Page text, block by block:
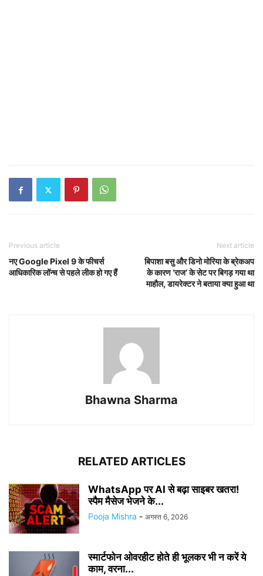
Previous article
नए Google Pixel 9 के फीचर्स
आधिकारिक लॉन्च से पहले लीक हो गए हैं
Next article
बिपाशा बसु और डिनो मोरिया के ब्रेकअप
के कारण ‘राज’ के सेट पर बिगड़ गया था
माहौल, डायरेक्टर ने बताया क्या हुआ था
Bhawna Sharma
RELATED ARTICLES
WhatsApp पर AI से बढ़ा साइबर खतरा!
स्पैम मैसेज भेजने के...
Pooja Mishra - अगस्त 6, 2026
स्मार्टफोन ओवरहीट होते ही भूलकर भी न करें ये
काम, वरना...